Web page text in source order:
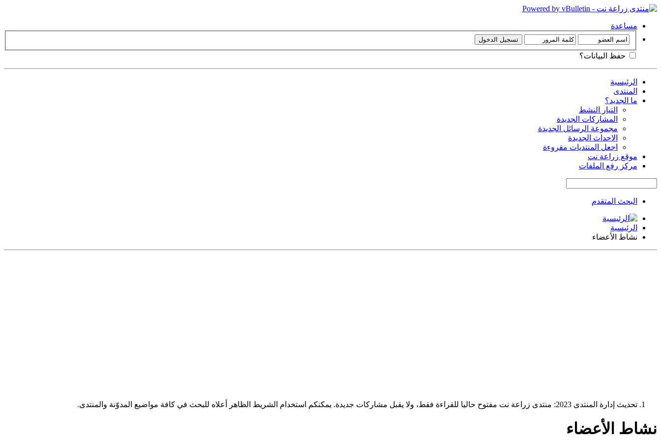
مساعدة
حفظ البيانات؟
الرئيسية
المنتدى
ما الجديد؟
التيار النشط
المشاركات الجديدة
مجموعة الرسائل الجديدة
الاحداث الجديدة
اجعل المنتديات مقروءة
موقع زراعة نت
مركز رفع الملفات
البحث المتقدم
الرئيسية
نشاط الأعضاء
تحديث إدارة المنتدى 2023: منتدى زراعة نت مفتوح حاليا للقراءة فقط، ولا يقبل مشاركات جديدة. يمكنكم استخدام الشريط الظاهر أعلاه للبحث في كافة مواضيع المدوّنة والمنتدى.
نشاط الأعضاء